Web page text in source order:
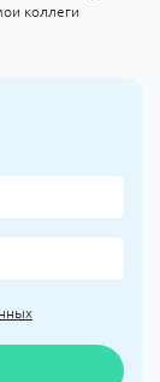
коллеги